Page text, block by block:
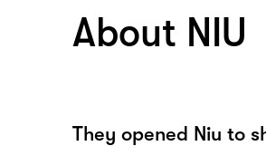
About NIU
They opened Niu to